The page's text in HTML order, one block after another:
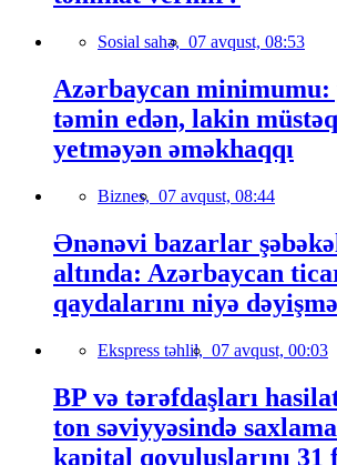
Sosial sahə, 07 avqust, 08:53
Azərbaycan minimumu:
təmin edən, lakin
yetməyən əməkhaqqı
Biznes, 07 avqust, 08:44
Ənənəvi bazarlar
altında: Azərbaycan
qaydalarını niyə
Ekspress təhlil, 07 avqust, 00:03
BP və tərəfdaşları
ton səviyyəsində
kapital qoyuluşlarını 31